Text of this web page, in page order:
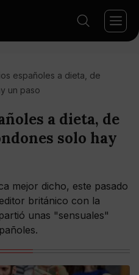
españoles a dieta, de
un paso
a dieta, de
solo hay
mejor dicho, este pasado
británico con la
unas "sensuales"